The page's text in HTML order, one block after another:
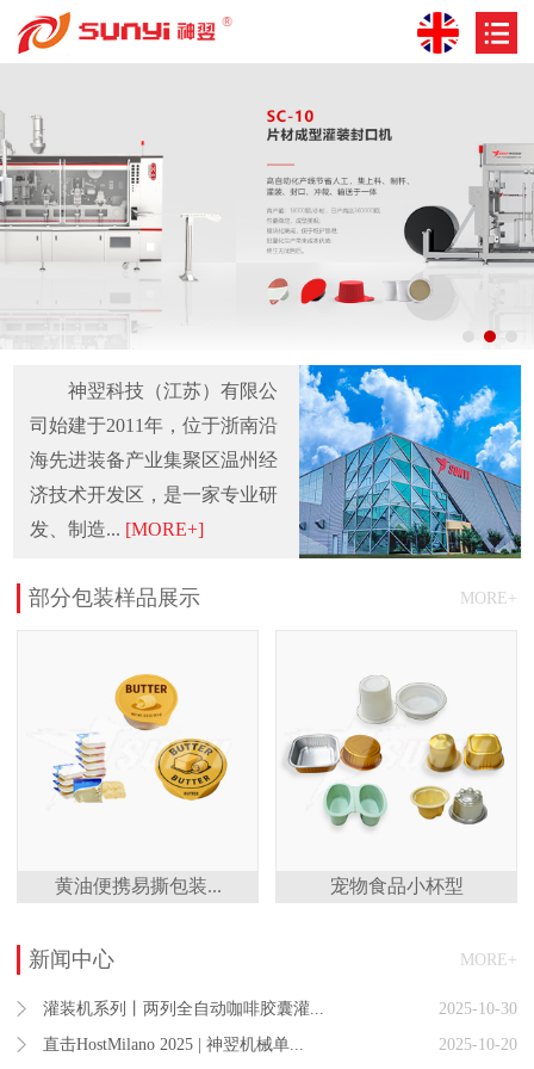
神翌科技（江苏）有限公
司始建于2011年，位于浙南沿
海先进装备产业集聚区温州经
济技术开发区，是一家专业研
发、制造... [MORE+]
MORE+
部分包装样品展示
黄油便携易撕包装... 宠物食品小杯型
MORE+
新闻中心
2025-10-30
灌装机系列丨两列全自动咖啡胶囊灌...
2025-10-20
直击HostMilano 2025 | 神翌机械单...